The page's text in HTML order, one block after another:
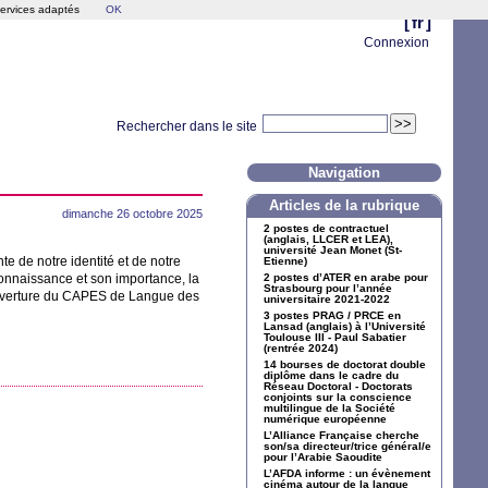
[ fr ]
Connexion
Rechercher dans le site
dimanche 26 octobre 2025
de notre identité et de notre
et son importance, la
du CAPES de Langue des
Navigation
Articles de la rubrique
2 postes de contractuel
(anglais, LLCER etLEA),
université Jean Monet (St-
Etienne)
2 postes d’ATER en arabe pour
Strasbourg pour l’année
universitaire 2021-2022
3 postes PRAG / PRCE en
Lansad (anglais) à l’Université
Toulouse III - Paul Sabatier
(rentrée 2024)
14 bourses de doctorat double
diplôme dans le cadre du
Réseau Doctoral - Doctorats
conjoints sur la conscience
multilingue de la Société
numérique européenne
L’Alliance Française cherche
son/sa directeur/trice général/e
pour l’Arabie Saoudite
L’AFDA informe : un évènement
cinéma autour de la langue
adaptés OK